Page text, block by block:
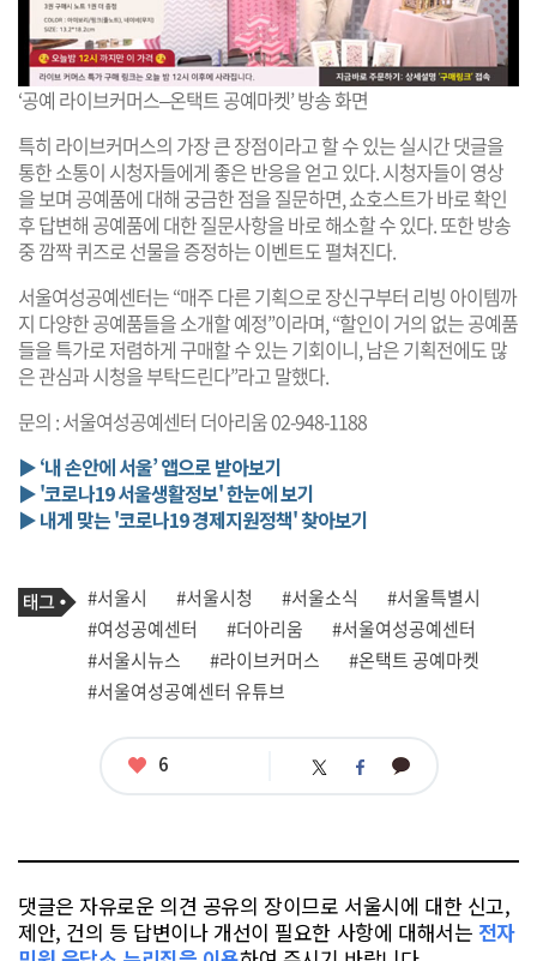
‘공예 라이브커머스–온택트 공예마켓’ 방송 화면
특히 라이브커머스의 가장 큰 장점이라고 할 수 있는 실시간 댓글을
통한 소통이 시청자들에게 좋은 반응을 얻고 있다. 시청자들이 영상
을 보며 공예품에 대해 궁금한 점을 질문하면, 쇼호스트가 바로 확인
후 답변해 공예품에 대한 질문사항을 바로 해소할 수 있다. 또한 방송
중 깜짝 퀴즈로 선물을 증정하는 이벤트도 펼쳐진다.
서울여성공예센터는 “매주 다른 기획으로 장신구부터 리빙 아이템까
지 다양한 공예품들을 소개할 예정”이라며, “할인이 거의 없는 공예품
들을 특가로 저렴하게 구매할 수 있는 기회이니, 남은 기획전에도 많
은 관심과 시청을 부탁드린다”라고 말했다.
문의 : 서울여성공예센터 더아리움 02-948-1188
▶ ‘내 손안에 서울’ 앱으로 받아보기
▶ '코로나19 서울생활정보' 한눈에 보기
▶ 내게 맞는 '코로나19 경제지원정책' 찾아보기
기
사
관
련
태
그
태
그
#서울시 #서울시청 #서울소식
#서울특별시
#여성공예센터
#더아리움
#서울여성공예센터
#서울시뉴스
#라이브커머스
#온택트 공예마켓
#서울여성공예센터 유튜브
좋
6 트 페 카
댓글은 자유로운 의견 공유의 장이므로 서울시에 대한 신고,
제안, 건의 등 답변이나 개선이 필요한 사항에 대해서는 전자